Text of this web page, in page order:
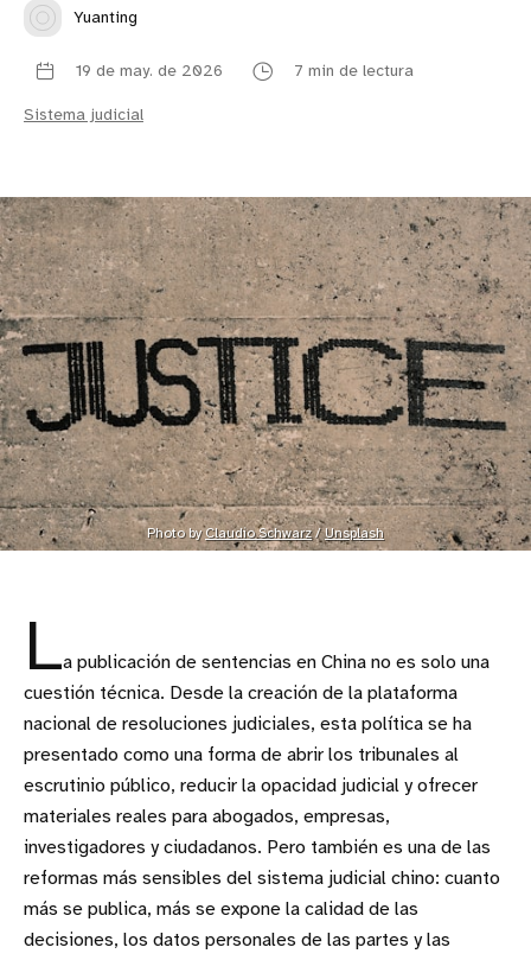
Yuanting
19 de may. de 2026 7 min de lectura
Sistema judicial
Photo by Claudio Schwarz / Unsplash
La publicación de sentencias en China no es solo una
cuestión técnica. Desde la creación de la plataforma
nacional de resoluciones judiciales, esta política se ha
presentado como una forma de abrir los tribunales al
escrutinio público, reducir la opacidad judicial y ofrecer
materiales reales para abogados, empresas,
investigadores y ciudadanos. Pero también es una de las
reformas más sensibles del sistema judicial chino: cuanto
más se publica, más se expone la calidad de las
decisiones, los datos personales de las partes y las